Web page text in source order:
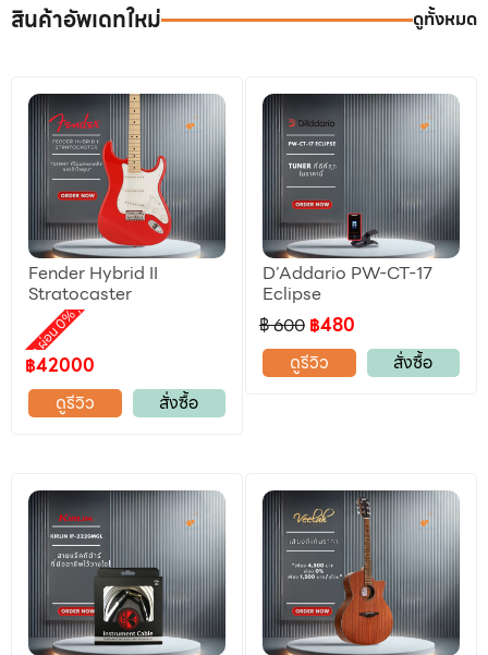
สินค้าอัพเดทใหม่ ดูทั้งหมด
Fender Hybrid II
Stratocaster
ผ่อน 0%
,
ลดราคา
฿42000
ดูรีวิว
สั่งซื้อ
D’Addario PW-CT-17
Eclipse
฿ 600 ฿480
ดูรีวิว
สั่งซื้อ